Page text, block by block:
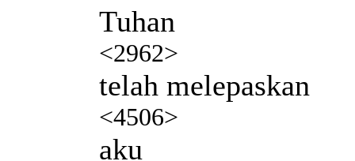
Tuhan
<2962>
telah melepaskan
<4506>
aku